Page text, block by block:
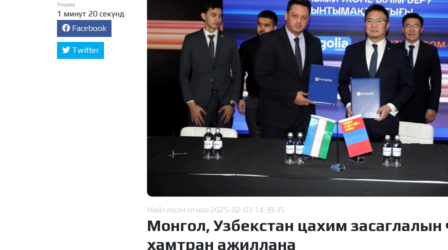
Унших
1 минут 20 секунд
Facebook
Twitter
Нийтлэсэн огноо:2025-02-03 14:39:35
Монгол, Узбекстан цахим засаглалын
хамтран ажиллана